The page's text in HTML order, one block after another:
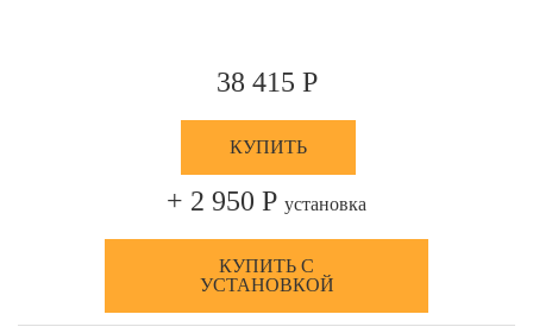
38 415 Р
КУПИТЬ
+ 2 950 Р установка
КУПИТЬ С
УСТАНОВКОЙ